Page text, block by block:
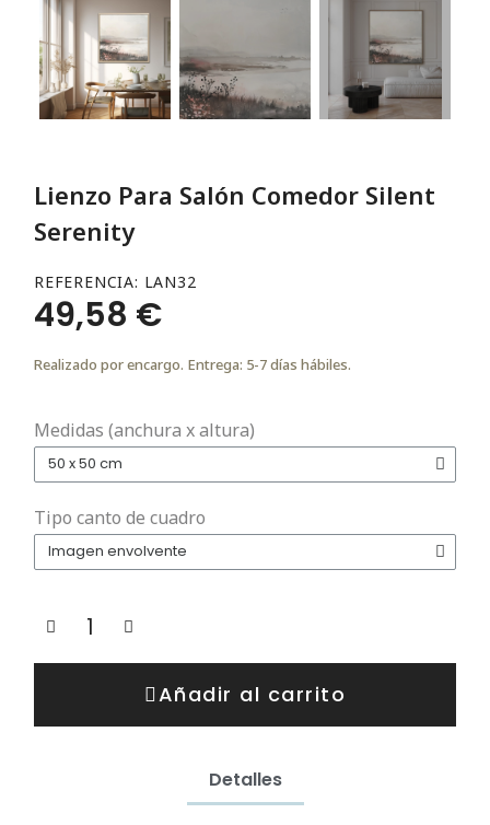
Lienzo Para Salón Comedor Silent
Serenity
REFERENCIA LAN32
49,58 €
Realizado por encargo. Entrega: 5-7 días hábiles.
Medidas (anchura x altura)
Tipo canto de cuadro
Añadir al carrito
Detalles